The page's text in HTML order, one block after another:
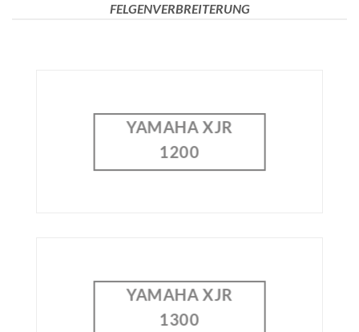
FELGENVERBREITERUNG
YAMAHA XJR
1200
YAMAHA XJR
1300